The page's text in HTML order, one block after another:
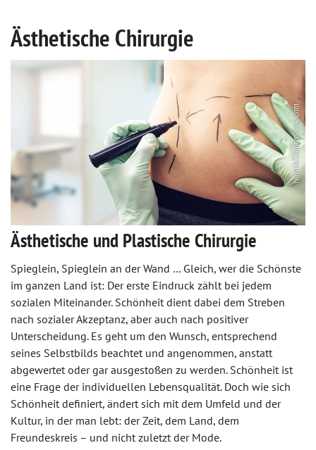
Ästhetische Chirurgie
Ästhetische und Plastische Chirurgie
Spieglein, Spieglein an der Wand … Gleich, wer die Schönste
im ganzen Land ist: Der erste Eindruck zählt bei jedem
sozialen Miteinander. Schönheit dient dabei dem Streben
nach sozialer Akzeptanz, aber auch nach positiver
Unterscheidung. Es geht um den Wunsch, entsprechend
seines Selbstbilds beachtet und angenommen, anstatt
abgewertet oder gar ausgestoßen zu werden. Schönheit ist
eine Frage der individuellen Lebensqualität. Doch wie sich
Schönheit definiert, ändert sich mit dem Umfeld und der
Kultur, in der man lebt: der Zeit, dem Land, dem
Freundeskreis – und nicht zuletzt der Mode.